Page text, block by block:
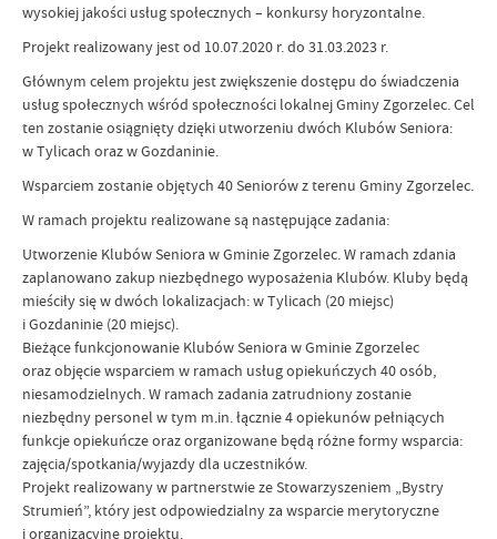
wysokiej jakości usług społecznych – konkursy horyzontalne.
Projekt realizowany jest od 10.07.2020 r. do 31.03.2023 r.
Głównym celem projektu jest zwiększenie dostępu do świadczenia
usług społecznych wśród społeczności lokalnej Gminy Zgorzelec. Cel
ten zostanie osiągnięty dzięki utworzeniu dwóch Klubów Seniora:
w Tylicach oraz w Gozdaninie.
Wsparciem zostanie objętych 40 Seniorów z terenu Gminy Zgorzelec.
W ramach projektu realizowane są następujące zadania:
Utworzenie Klubów Seniora w Gminie Zgorzelec. W ramach zdania
zaplanowano zakup niezbędnego wyposażenia Klubów. Kluby będą
mieściły się w dwóch lokalizacjach: w Tylicach (20 miejsc)
i Gozdaninie (20 miejsc).
Bieżące funkcjonowanie Klubów Seniora w Gminie Zgorzelec
oraz objęcie wsparciem w ramach usług opiekuńczych 40 osób,
niesamodzielnych. W ramach zadania zatrudniony zostanie
niezbędny personel w tym m.in. łącznie 4 opiekunów pełniących
funkcje opiekuńcze oraz organizowane będą różne formy wsparcia:
zajęcia/spotkania/wyjazdy dla uczestników.
Projekt realizowany w partnerstwie ze Stowarzyszeniem „Bystry
Strumień”, który jest odpowiedzialny za wsparcie merytoryczne
i organizacyjne projektu.